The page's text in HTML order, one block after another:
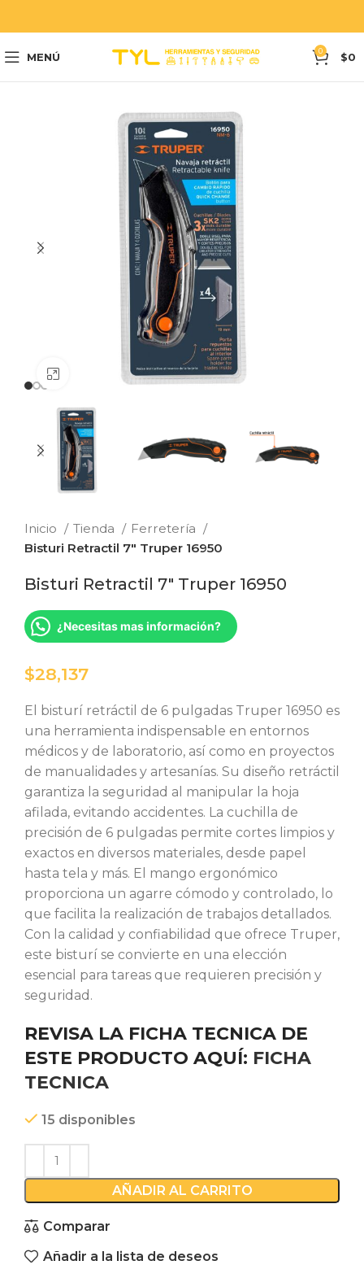
MENÚ 0 $0
Clic para ampliar
Inicio Tienda
Ferretería
Bisturi Retractil 7″ Truper 16950
Bisturi Retractil 7″ Truper 16950
¿Necesitas mas información?
$
El bisturí retráctil de 6 pulgadas Truper 16950 es
una herramienta indispensable en entornos
médicos y de laboratorio, así como en proyectos
de manualidades y artesanías. Su diseño retráctil
garantiza la seguridad al manipular la hoja
afilada, evitando accidentes. La cuchilla de
precisión de 6 pulgadas permite cortes limpios y
exactos en diversos materiales, desde papel
hasta tela y más. El mango ergonómico
proporciona un agarre cómodo y controlado, lo
que facilita la realización de trabajos detallados.
Con la calidad y confiabilidad que ofrece Truper,
este bisturí se convierte en una elección
esencial para tareas que requieren precisión y
seguridad.
REVISA LA FICHA TECNICA DE
ESTE PRODUCTO AQUÍ: FICHA
TECNICA
15 disponibles
AÑADIR AL CARRITO
Comparar
Añadir a la lista de deseos